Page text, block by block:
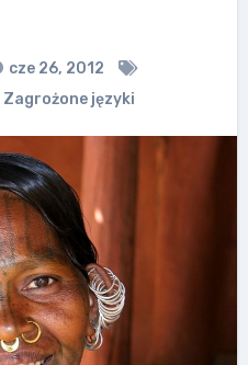
cze 26, 2012
Zagrożone języki